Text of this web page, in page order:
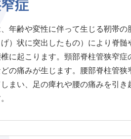
症
年齢や変性に伴って生じる靭帯
）状に突出したもの）により脊髄
に起こります。頸部脊柱管狭窄
の痛みが生じます。腰部脊柱管狭
まい、足の痺れや腰の痛みを引き